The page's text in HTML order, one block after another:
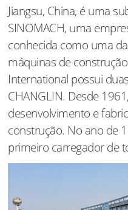
Jiangsu, China, é uma
SINOMACH, uma
conhecida como uma
máquinas de
International possui
CHANGLIN. Desde
desenvolvimento e
construção. No ano de
primeiro carregador de